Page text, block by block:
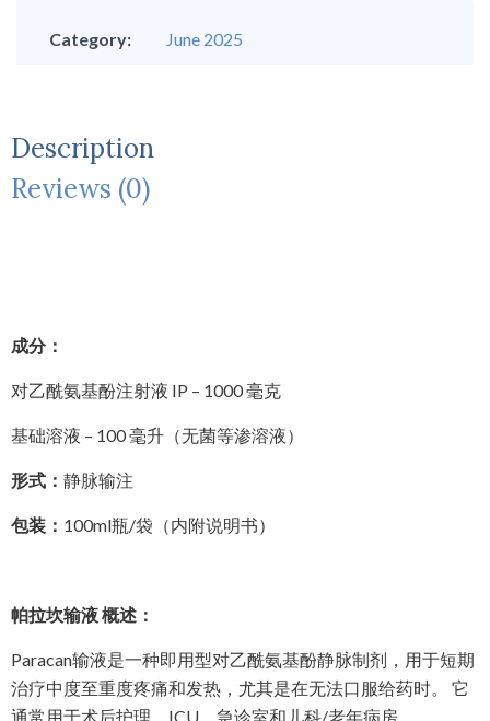
Category: June 2025
Description
Reviews (0)
成分：
对乙酰氨基酚注射液 IP – 1000 毫克
基础溶液 – 100 毫升（无菌等渗溶液）
形式： 静脉输注
包装： 100ml瓶/袋（内附说明书）
帕拉坎输液 概述：
Paracan输液是一种即用型对乙酰氨基酚静脉制剂，用于短期
治疗中度至重度疼痛和发热，尤其是在无法口服给药时。 它
通常用于术后护理、ICU、急诊室和儿科/老年病房。